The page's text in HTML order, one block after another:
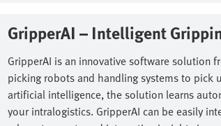
GripperAI – Intelligent
GripperAI is an innovative software solution
picking robots and handling systems to pick
artificial intelligence, the solution learns
your intralogistics. GripperAI can be easily